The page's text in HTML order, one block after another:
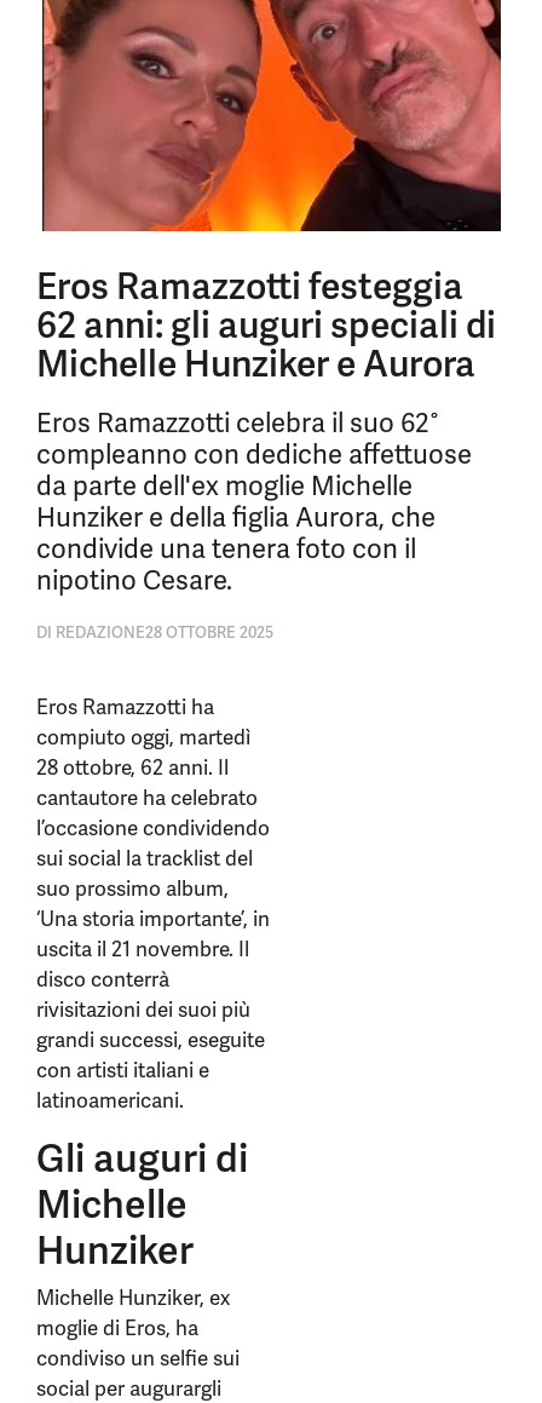
Eros Ramazzotti festeggia
62 anni: gli auguri speciali di
Michelle Hunziker e Aurora
Eros Ramazzotti celebra il suo 62°
compleanno con dediche affettuose
da parte dell'ex moglie Michelle
Hunziker e della figlia Aurora, che
condivide una tenera foto con il
nipotino Cesare.
DI REDAZIONE28 OTTOBRE 2025
Eros Ramazzotti ha
compiuto oggi, martedì
28 ottobre, 62 anni. Il
cantautore ha celebrato
l’occasione condividendo
sui social la tracklist del
suo prossimo album,
‘Una storia importante’, in
uscita il 21 novembre. Il
disco conterrà
rivisitazioni dei suoi più
grandi successi, eseguite
con artisti italiani e
latinoamericani.
Gli auguri di
Michelle
Hunziker
Michelle Hunziker, ex
moglie di Eros, ha
condiviso un selfie sui
social per augurargli